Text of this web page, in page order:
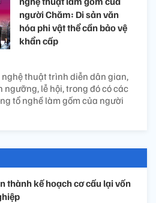
người Chăm: Di sản văn
hóa phi vật thể cần bảo vệ
khẩn cấp
thuật trình diễn dân gian,
lễ hội, trong đó có các
tổ nghề làm gốm của người
thành kế hoạch cơ cấu lại vốn